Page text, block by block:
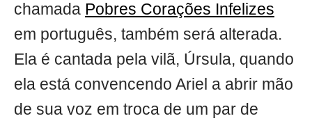
chamada Pobres Corações Infelizes
em português, também será alterada.
Ela é cantada pela vilã, Úrsula, quando
ela está convencendo Ariel a abrir mão
de sua voz em troca de um par de